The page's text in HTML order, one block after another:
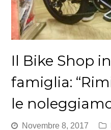
Il Bike Shop
famiglia:
le
Novembre 8, 2017